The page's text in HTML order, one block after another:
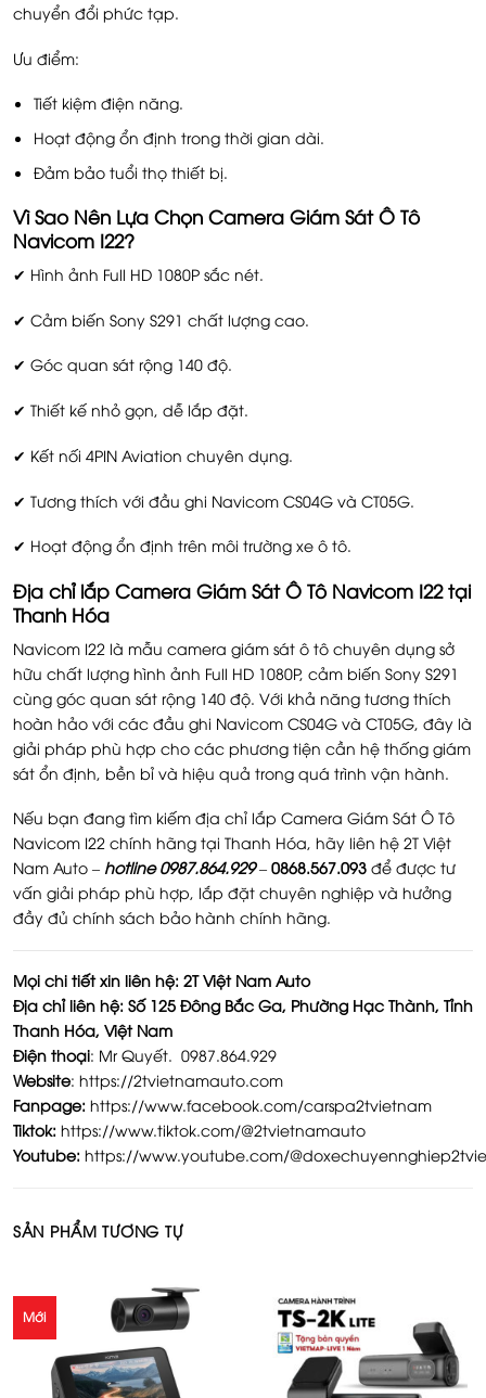
chuyển đổi phức tạp.
Ưu điểm:
Tiết kiệm điện năng.
Hoạt động ổn định trong thời gian dài.
Đảm bảo tuổi thọ thiết bị.
Vì Sao Nên Lựa Chọn Camera Giám Sát Ô Tô
Navicom I22?
✔ Hình ảnh Full HD 1080P sắc nét.
✔ Cảm biến Sony S291 chất lượng cao.
✔ Góc quan sát rộng 140 độ.
✔ Thiết kế nhỏ gọn, dễ lắp đặt.
✔ Kết nối 4PIN Aviation chuyên dụng.
✔ Tương thích với đầu ghi Navicom CS04G và CT05G.
✔ Hoạt động ổn định trên môi trường xe ô tô.
Địa chỉ lắp Camera Giám Sát Ô Tô Navicom I22 tại
Thanh Hóa
Navicom I22 là mẫu camera giám sát ô tô chuyên dụng sở
hữu chất lượng hình ảnh Full HD 1080P, cảm biến Sony S291
cùng góc quan sát rộng 140 độ. Với khả năng tương thích
hoàn hảo với các đầu ghi Navicom CS04G và CT05G, đây là
giải pháp phù hợp cho các phương tiện cần hệ thống giám
sát ổn định, bền bỉ và hiệu quả trong quá trình vận hành.
Nếu bạn đang tìm kiếm địa chỉ lắp Camera Giám Sát Ô Tô
Navicom I22 chính hãng tại Thanh Hóa, hãy liên hệ 2T Việt
Nam Auto – hotline 0987.864.929– 0868.567.093 để được tư
vấn giải pháp phù hợp, lắp đặt chuyên nghiệp và hưởng
đầy đủ chính sách bảo hành chính hãng.
Mọi chi tiết xin liên hệ: 2T Việt Nam Auto
Địa chỉ liên hệ: Số 125 Đông Bắc Ga, Phường Hạc Thành, Tỉnh
Thanh Hóa, Việt Nam
Điện thoại: Mr Quyết. 0987.864.929
Website: https://2tvietnamauto.com
Fanpage: https://www.facebook.com/carspa2tvietnam
Tiktok: https://www.tiktok.com/@2tvietnamauto
Youtube: https://www.youtube.com/
SẢN PHẨM TƯƠNG TỰ
Mới